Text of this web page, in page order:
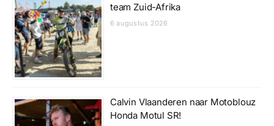
team Zuid-Afrika
6 augustus 2026
Calvin Vlaanderen naar Motoblouz
Honda Motul SR!